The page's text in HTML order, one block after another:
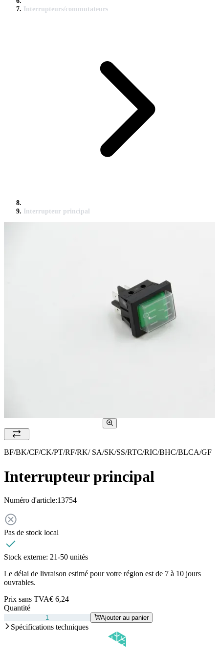
Interrupteurs/commutateurs
Interrupteur principal
BF/BK/CF/CK/PT/RF/RK/ SA/SK/SS/RTC/RIC/BHC/BLCA/GF
Interrupteur principal
Numéro d'article:13754
Pas de stock local
Stock externe: 21-50 unités
Le délai de livraison estimé pour votre région est de 7 à 10 jours
ouvrables.
Prix sans TVA€ 6,24
Quantité
Ajouter au panier
Spécifications techniques